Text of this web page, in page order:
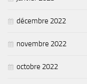
décembre 2022
novembre 2022
octobre 2022